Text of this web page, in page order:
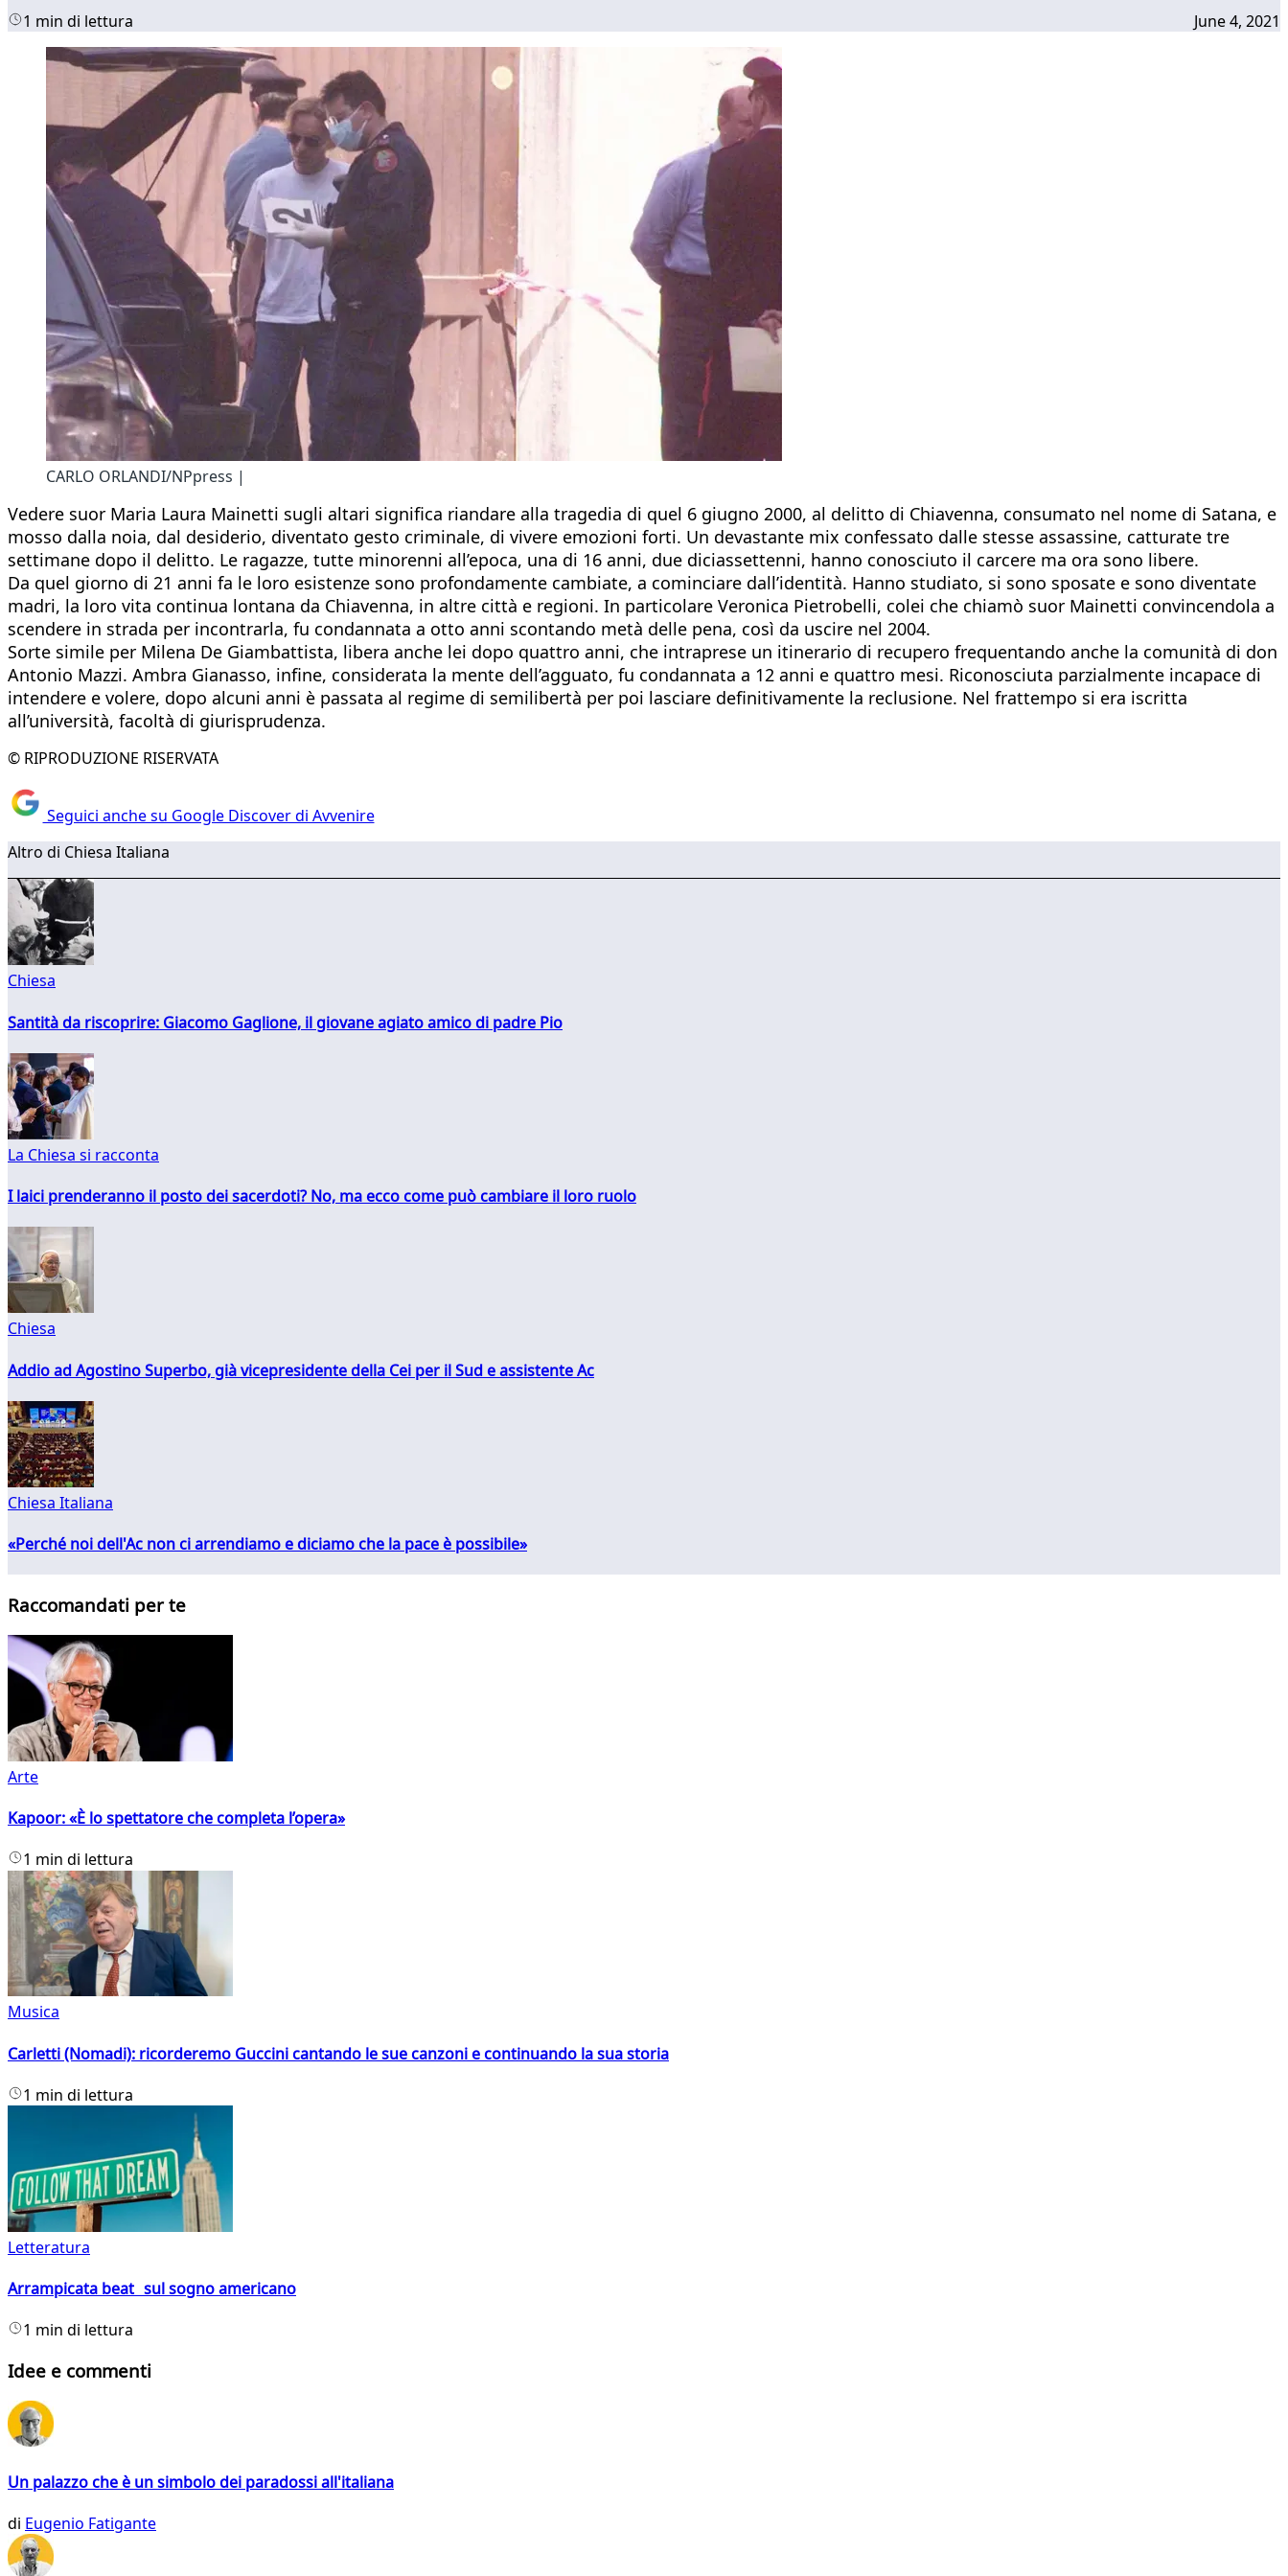
1 min di lettura June 4, 2021
CARLO ORLANDI/NPpress |
Vedere suor Maria Laura Mainetti sugli altari significa riandare alla tragedia di quel 6 giugno 2000, al delitto di Chiavenna, consumato nel nome di Satana, e
mosso dalla noia, dal desiderio, diventato gesto criminale, di vivere emozioni forti. Un devastante mix confessato dalle stesse assassine, catturate tre
settimane dopo il delitto. Le ragazze, tutte minorenni all’epoca, una di 16 anni, due diciassettenni, hanno conosciuto il carcere ma ora sono libere.
Da quel giorno di 21 anni fa le loro esistenze sono profondamente cambiate, a cominciare dall’identità. Hanno studiato, si sono sposate e sono diventate
madri, la loro vita continua lontana da Chiavenna, in altre città e regioni. In particolare Veronica Pietrobelli, colei che chiamò suor Mainetti convincendola a
scendere in strada per incontrarla, fu condannata a otto anni scontando metà delle pena, così da uscire nel 2004.
Sorte simile per Milena De Giambattista, libera anche lei dopo quattro anni, che intraprese un itinerario di recupero frequentando anche la comunità di don
Antonio Mazzi. Ambra Gianasso, infine, considerata la mente dell’agguato, fu condannata a 12 anni e quattro mesi. Riconosciuta parzialmente incapace di
intendere e volere, dopo alcuni anni è passata al regime di semilibertà per poi lasciare definitivamente la reclusione. Nel frattempo si era iscritta
all’università, facoltà di giurisprudenza.
© RIPRODUZIONE RISERVATA
Seguici anche su Google Discover di Avvenire
Altro di Chiesa Italiana
Chiesa
Santità da riscoprire: Giacomo Gaglione, il giovane agiato amico di padre Pio
La Chiesa si racconta
I laici prenderanno il posto dei sacerdoti? No, ma ecco come può cambiare il loro ruolo
Chiesa
Addio ad Agostino Superbo, già vicepresidente della Cei per il Sud e assistente Ac
Chiesa Italiana
«Perché noi dell'Ac non ci arrendiamo e diciamo che la pace è possibile»
Raccomandati per te
Arte
Kapoor: «È lo spettatore che completa l’opera»
1 min di lettura
Musica
Carletti (Nomadi): ricorderemo Guccini cantando le sue canzoni e continuando la sua storia
1 min di lettura
Letteratura
Arrampicata beat sul sogno americano
1 min di lettura
Idee e commenti
Un palazzo che è un simbolo dei paradossi all'italiana
di Eugenio Fatigante